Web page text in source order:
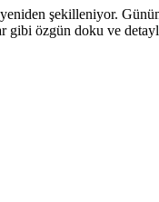
şekilleniyor.
özgün doku ve